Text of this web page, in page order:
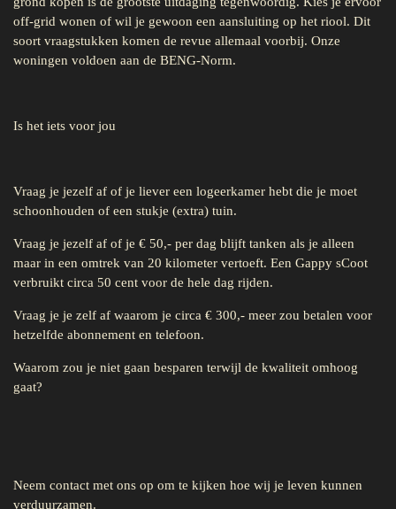
off-grid wonen of wil je gewoon een aansluiting op het riool. Dit
soort vraagstukken komen de revue allemaal voorbij. Onze
woningen voldoen aan de BENG-Norm.
Is het iets voor jou
Vraag je jezelf af of je liever een logeerkamer hebt die je moet
schoonhouden of een stukje (extra) tuin.
Vraag je jezelf af of je € 50,- per dag blijft tanken als je alleen
maar in een omtrek van 20 kilometer vertoeft. Een Gappy sCoot
verbruikt circa 50 cent voor de hele dag rijden.
Vraag je je zelf af waarom je circa € 300,- meer zou betalen voor
hetzelfde abonnement en telefoon.
Waarom zou je niet gaan besparen terwijl de kwaliteit omhoog
gaat?
Neem contact met ons op om te kijken hoe wij je leven kunnen
verduurzamen.